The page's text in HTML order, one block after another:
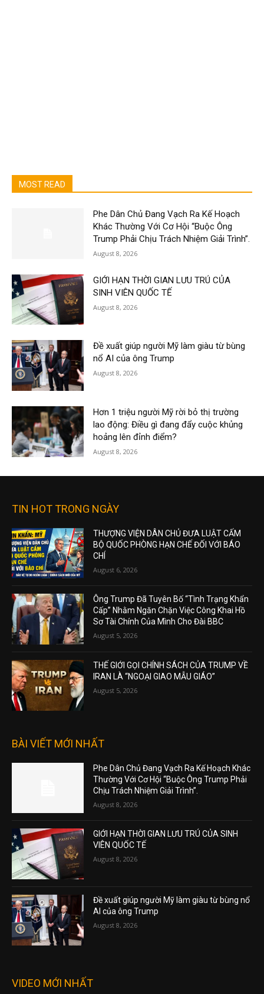
MOST READ
Phe Dân Chủ Đang Vạch Ra Kế Hoạch
Khác Thường Với Cơ Hội “Buộc Ông
Trump Phải Chịu Trách Nhiệm Giải Trình”.
August 8, 2026
GIỚI HẠN THỜI GIAN LƯU TRÚ CỦA
SINH VIÊN QUỐC TẾ
August 8, 2026
Đề xuất giúp người Mỹ làm giàu từ bùng
nổ AI của ông Trump
August 8, 2026
Hơn 1 triệu người Mỹ rời bỏ thị trường
lao động: Điều gì đang đẩy cuộc khủng
hoảng lên đỉnh điểm?
August 8, 2026
TIN HOT TRONG NGÀY
THƯỢNG VIỆN DÂN CHỦ ĐƯA LUẬT CẤM
BỘ QUỐC PHÒNG HẠN CHẾ ĐỐI VỚI BÁO
CHÍ
August 6, 2026
Ông Trump Đã Tuyên Bố “Tình Trạng Khẩn
Cấp” Nhằm Ngăn Chặn Việc Công Khai Hồ
Sơ Tài Chính Của Mình Cho Đài BBC
August 5, 2026
THẾ GIỚI GỌI CHÍNH SÁCH CỦA TRUMP VỀ
IRAN LÀ “NGOẠI GIAO MẪU GIÁO”
August 5, 2026
BÀI VIẾT MỚI NHẤT
Phe Dân Chủ Đang Vạch Ra Kế Hoạch Khác
Thường Với Cơ Hội “Buộc Ông Trump Phải
Chịu Trách Nhiệm Giải Trình”.
August 8, 2026
GIỚI HẠN THỜI GIAN LƯU TRÚ CỦA SINH
VIÊN QUỐC TẾ
August 8, 2026
Đề xuất giúp người Mỹ làm giàu từ bùng nổ
AI của ông Trump
August 8, 2026
VIDEO MỚI NHẤT